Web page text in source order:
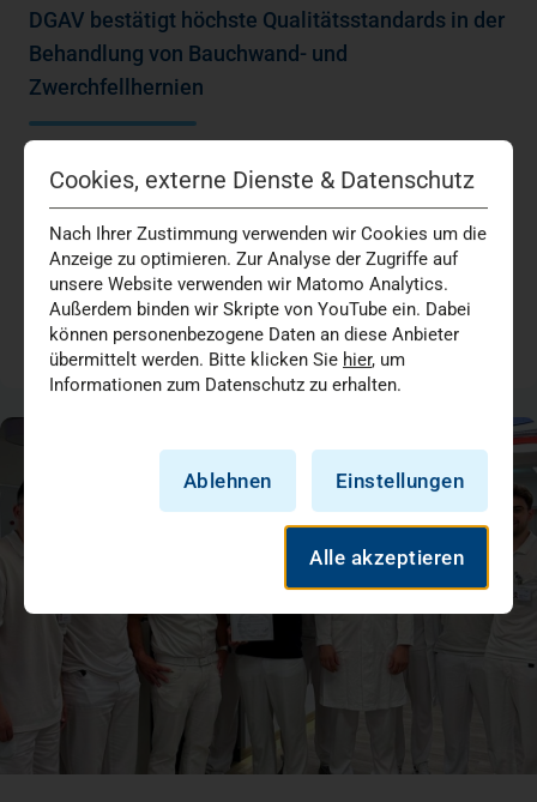
DGAV bestätigt höchste Qualitätsstandards in der
Behandlung von Bauchwand- und
Zwerchfellhernien
Das Hernienzentrum am Marien Hospital Düsseldorf ist
erneut als Referenzzentrum der Deutschen Gesellschaft
für Allgemein- und Viszeralchirurgie (DGAV)…
ChirurgieMedizin + Versorgung
05.07.2026
Cookies, externe Dienste & Datenschutz
Nach Ihrer Zustimmung verwenden wir Cookies um die
Anzeige zu optimieren. Zur Analyse der Zugriffe auf
unsere Website verwenden wir Matomo Analytics.
Außerdem binden wir Skripte von YouTube ein. Dabei
können personenbezogene Daten an diese Anbieter
übermittelt werden. Bitte klicken Sie hier, um
Informationen zum Datenschutz zu erhalten.
Ablehnen Einstellungen
Alle akzeptieren